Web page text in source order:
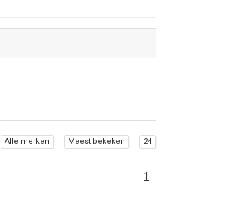
Alle merken Meest bekeken 24
1